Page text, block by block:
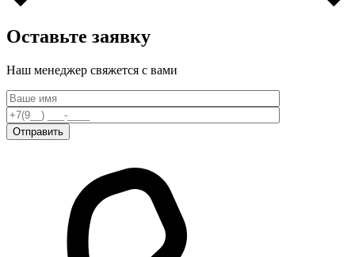
Оставьте заявку
Наш менеджер свяжется c вами